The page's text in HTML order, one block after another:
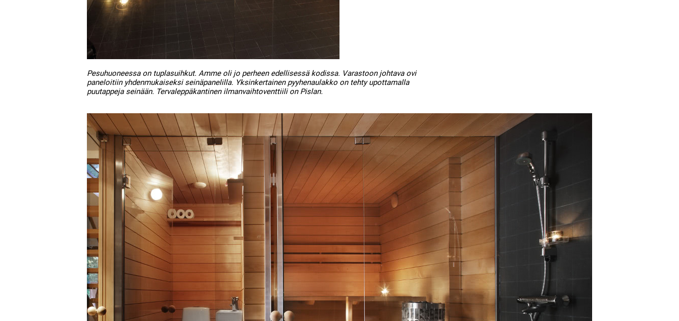
Pesuhuoneessa on tuplasuihkut. Amme oli jo perheen edellisessä kodissa. Varastoon johtava ovi
paneloitiin yhdenmukaiseksi seinäpanelilla. Yksinkertainen pyyhenaulakko on tehty upottamalla
puutappeja seinään. Tervaleppäkantinen ilmanvaihtoventtiili on Pislan.